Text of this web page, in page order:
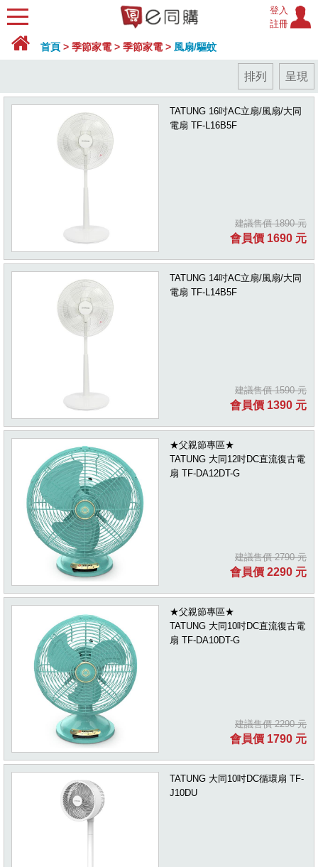
登入
註冊
首頁 > 季節家電 > 季節家電 > 風扇/驅蚊
排列 呈現
TATUNG 16吋AC立扇/風扇/大同
電扇 TF-L16B5F
建議售價 1890 元
會員價 1690 元
TATUNG 14吋AC立扇/風扇/大同
電扇 TF-L14B5F
建議售價 1590 元
會員價 1390 元
★父親節專區★
TATUNG 大同12吋DC直流復古電
扇 TF-DA12DT-G
建議售價 2790 元
會員價 2290 元
★父親節專區★
TATUNG 大同10吋DC直流復古電
扇 TF-DA10DT-G
建議售價 2290 元
會員價 1790 元
TATUNG 大同10吋DC循環扇 TF-
J10DU